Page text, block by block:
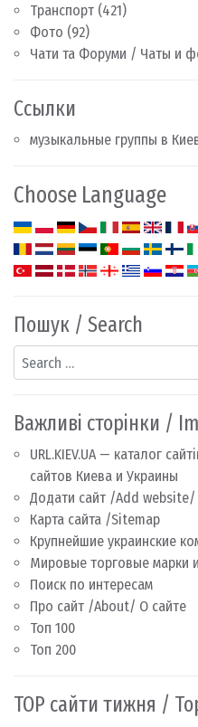
Транспорт (421)
Фото (92)
Чати та Форуми / Чаты и
Ссылки
музыкальные группы в
Choose Language
Пошук / Search
Search
Важливі сторінки /
URL.KIEV.UA — каталог
сайтов Киева и Украины
Додати сайт /Add website/
Карта сайта /Sitemap
Крупнейшие украинские
Мировые торговые марки
Поиск по интересам
Про сайт /About/ О сайте
Топ 100
Топ 200
TOP сайти тижня /